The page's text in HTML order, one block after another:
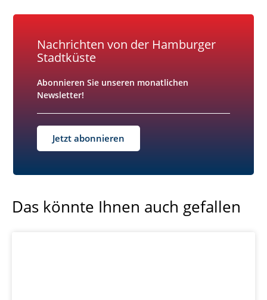
Nachrichten von der Hamburger
Stadtküste
Abonnieren Sie unseren monatlichen
Newsletter!
Jetzt abonnieren
Das könnte Ihnen auch gefallen